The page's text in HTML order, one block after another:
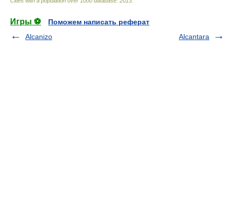
Игры ⚽
Поможем написать реферат
Alcanizo
Alcantara